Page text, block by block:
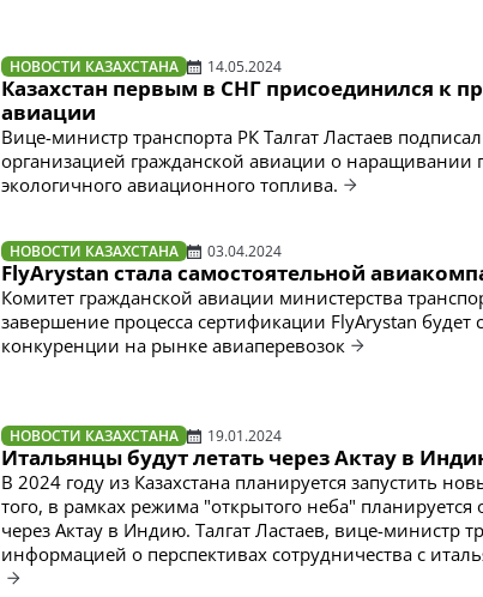
НОВОСТИ КАЗАХСТАНА 14.05.2024
Казахстан первым в СНГ присоединился к
авиации
Вице-министр транспорта РК Талгат Ластаев
организацией гражданской авиации о наращивании
экологичного авиационного топлива.
НОВОСТИ КАЗАХСТАНА 03.04.2024
FlyArystan стала самостоятельной
Комитет гражданской авиации министерства
завершение процесса сертификации FlyArystan будет
конкуренции на рынке авиаперевозок
НОВОСТИ КАЗАХСТАНА 19.01.2024
Итальянцы будут летать через Актау в
В 2024 году из Казахстана планируется запустить
того, в рамках режима "открытого неба" планируется
через Актау в Индию. Талгат Ластаев, вице-министр
информацией о перспективах сотрудничества с